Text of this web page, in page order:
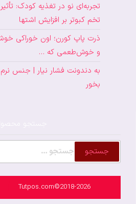
تجربه‌ای نو در تغذیه کودک: تأثیر
تخم کبوتر بر افزایش اشتها
ذرت پاپ کورن؛ اون خوراکی
و خوش‌طعمی که …
به دندونت فشار نیار | جنس نرم
بخور
جستجو
برای:
Tutpos.com©2018-2026